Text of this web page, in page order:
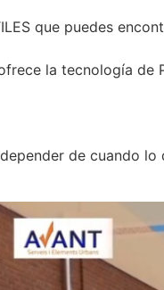
que puedes
la tecnología
de cuando